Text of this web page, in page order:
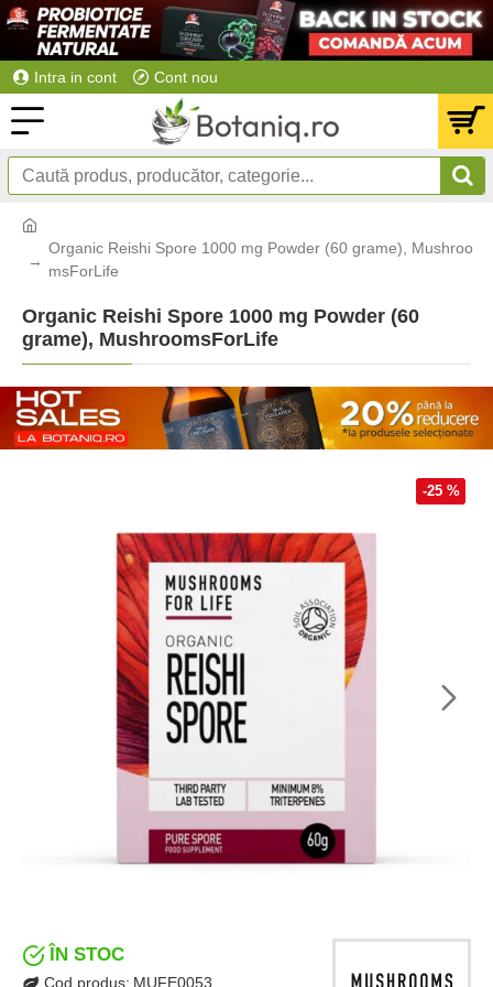
Intra in cont Cont nou
Organic Reishi Spore 1000 mg Powder (60 grame), Mushroo
msForLife
Organic Reishi Spore 1000 mg Powder (60
grame), MushroomsForLife
-25 %
ÎN STOC
Cod produs: MUFE0053